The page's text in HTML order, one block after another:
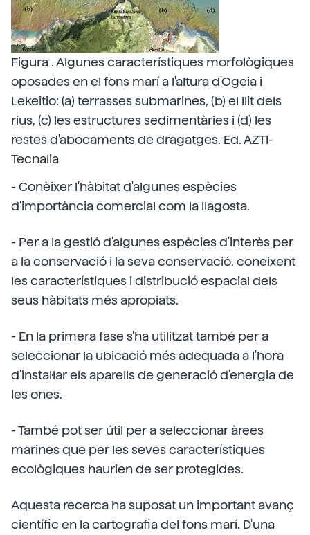
Figura . Algunes característiques morfològiques
oposades en el fons marí a l'altura d'Ogeia i
Lekeitio: (a) terrasses submarines, (b) el llit dels
rius, (c) les estructures sedimentàries i (d) les
restes d'abocaments de dragatges. Ed. AZTI-
Tecnalia
- Conèixer l'hàbitat d'algunes espècies
d'importància comercial com la llagosta.
- Per a la gestió d'algunes espècies d'interès per
a la conservació i la seva conservació, coneixent
les característiques i distribució espacial dels
seus hàbitats més apropiats.
- En la primera fase s'ha utilitzat també per a
seleccionar la ubicació més adequada a l'hora
d'instal·lar els aparells de generació d'energia de
les ones.
- També pot ser útil per a seleccionar àrees
marines que per les seves característiques
ecològiques haurien de ser protegides.
Aquesta recerca ha suposat un important avanç
científic en la cartografia del fons marí. D'una